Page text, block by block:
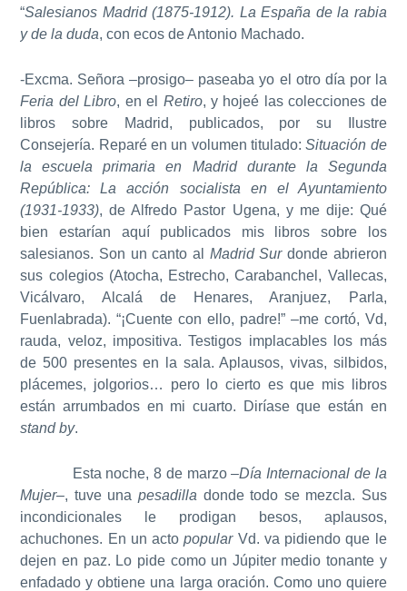
“Salesianos Madrid (1875-1912). La España de la rabia
y de la duda, con ecos de Antonio Machado.
-Excma. Señora –prosigo– paseaba yo el otro día por la
Feria del Libro, en el Retiro, y hojeé las colecciones de
libros sobre Madrid, publicados, por su Ilustre
Consejería. Reparé en un volumen titulado:Situación de
la escuela primaria en Madrid durante la Segunda
República: La acción socialista en el Ayuntamiento
(1931-1933), de Alfredo Pastor Ugena, y me dije: Qué
bien estarían aquí publicados mis libros sobre los
salesianos. Son un canto al Madrid Surdonde abrieron
sus colegios (Atocha, Estrecho, Carabanchel, Vallecas,
Vicálvaro, Alcalá de Henares, Aranjuez, Parla,
Fuenlabrada). “¡Cuente con ello, padre!” –me cortó, Vd,
rauda, veloz, impositiva. Testigos implacables los más
de 500 presentes en la sala. Aplausos, vivas, silbidos,
plácemes, jolgorios… pero lo cierto es que mis libros
están arrumbados en mi cuarto. Diríase que están en
stand by.
Esta noche, 8 de marzo –Día Internacional de la
Mujer–, tuve una pesadilla donde todo se mezcla. Sus
incondicionales le prodigan besos, aplausos,
achuchones. En un actopopularVd. va pidiendo que le
dejen en paz. Lo pide como un Júpiter medio tonante y
enfadado y obtiene una larga oración. Como uno quiere